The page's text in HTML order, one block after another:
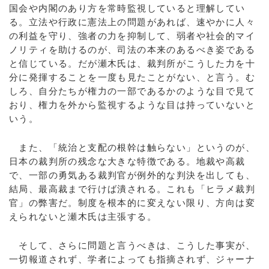
国会や内閣のあり方を常時監視していると理解してい
る。立法や行政に憲法上の問題があれば、速やかに人々
の利益を守り、強者の力を抑制して、弱者や社会的マイ
ノリティを助けるのが、司法の本来のあるべき姿である
と信じている。だが瀬木氏は、裁判所がこうした力を十
分に発揮することを一度も見たことがない、と言う。む
しろ、自分たちが権力の一部であるかのような目で見て
おり、権力を外から監視するような目は持っていないと
いう。
また、「統治と支配の根幹は触らない」というのが、
日本の裁判所の残念な大きな特徴である。地裁や高裁
で、一部の勇気ある裁判官が例外的な判決を出しても、
結局、最高裁まで行けば潰される。これも「ヒラメ裁判
官」の弊害だ。制度を根本的に変えない限り、方向は変
えられないと瀬木氏は主張する。
そして、さらに問題と言うべきは、こうした事実が、
一切報道されず、学者によっても指摘されず、ジャーナ